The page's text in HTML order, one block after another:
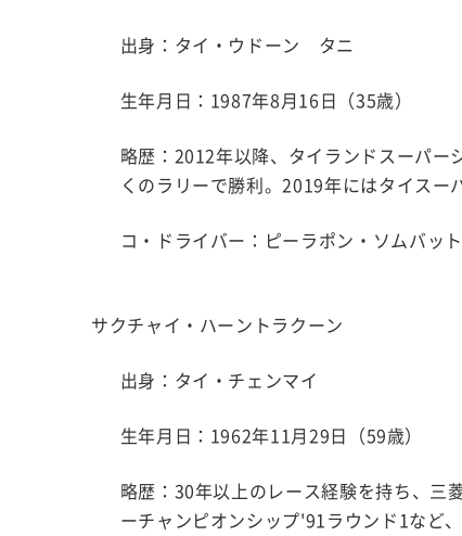
出身：タイ・ウドーン タニ
生年月日：1987年8月16日（35歳）
略歴：2012年以降、タイランドスーパー
くのラリーで勝利。2019年にはタイスー
コ・ドライバー：ピーラポン・ソムバッ
サクチャイ・ハーントラクーン
出身：タイ・チェンマイ
生年月日：1962年11月29日（59歳）
略歴：30年以上のレース経験を持ち、三
ーチャンピオンシップ'91ラウンド1など